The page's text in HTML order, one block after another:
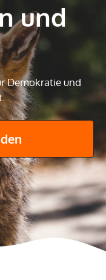
und
Demokratie und